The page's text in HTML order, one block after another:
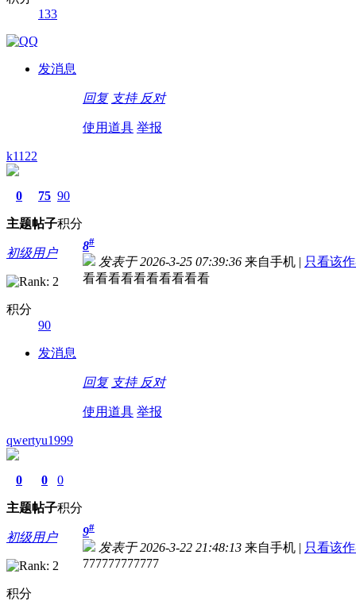
133
发消息
回复 支持 反对
使用道具 举报
k1122
0
主题
75
帖子
90
积分
初级用户
积分
90
发消息
8#
发表于 2026-3-25 07:39:36 来自手机 | 只看该
看看看看看看看看看看
回复 支持 反对
使用道具 举报
qwertyu1999
0
主题
0
帖子
0
积分
初级用户
积分
9#
发表于 2026-3-22 21:48:13 来自手机 | 只看该
777777777777